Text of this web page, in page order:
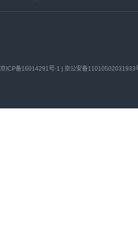
京ICP备16014291号-1 | 京公安备11010502031933